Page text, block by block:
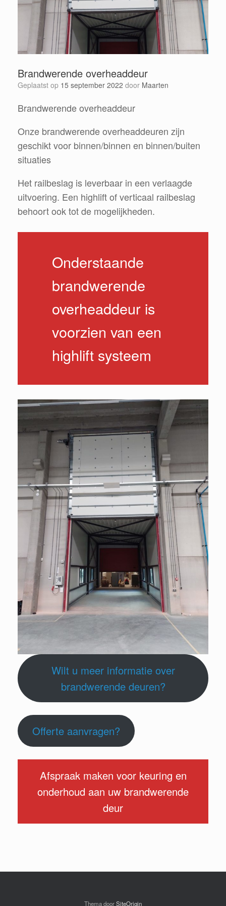
Brandwerende overheaddeur
Geplaatst op 15 september 2022 door Maarten
Brandwerende overheaddeur
Onze brandwerende overheaddeuren zijn
geschikt voor binnen/binnen en binnen/buiten
situaties
Het railbeslag is leverbaar in een verlaagde
uitvoering. Een highlift of verticaal railbeslag
behoort ook tot de mogelijkheden.
Onderstaande
brandwerende
overheaddeur is
voorzien van een
highlift systeem
Wilt u meer informatie over
brandwerende deuren?
Offerte aanvragen?
Afspraak maken voor keuring en
onderhoud aan uw brandwerende
deur
Thema doorSiteOrigin